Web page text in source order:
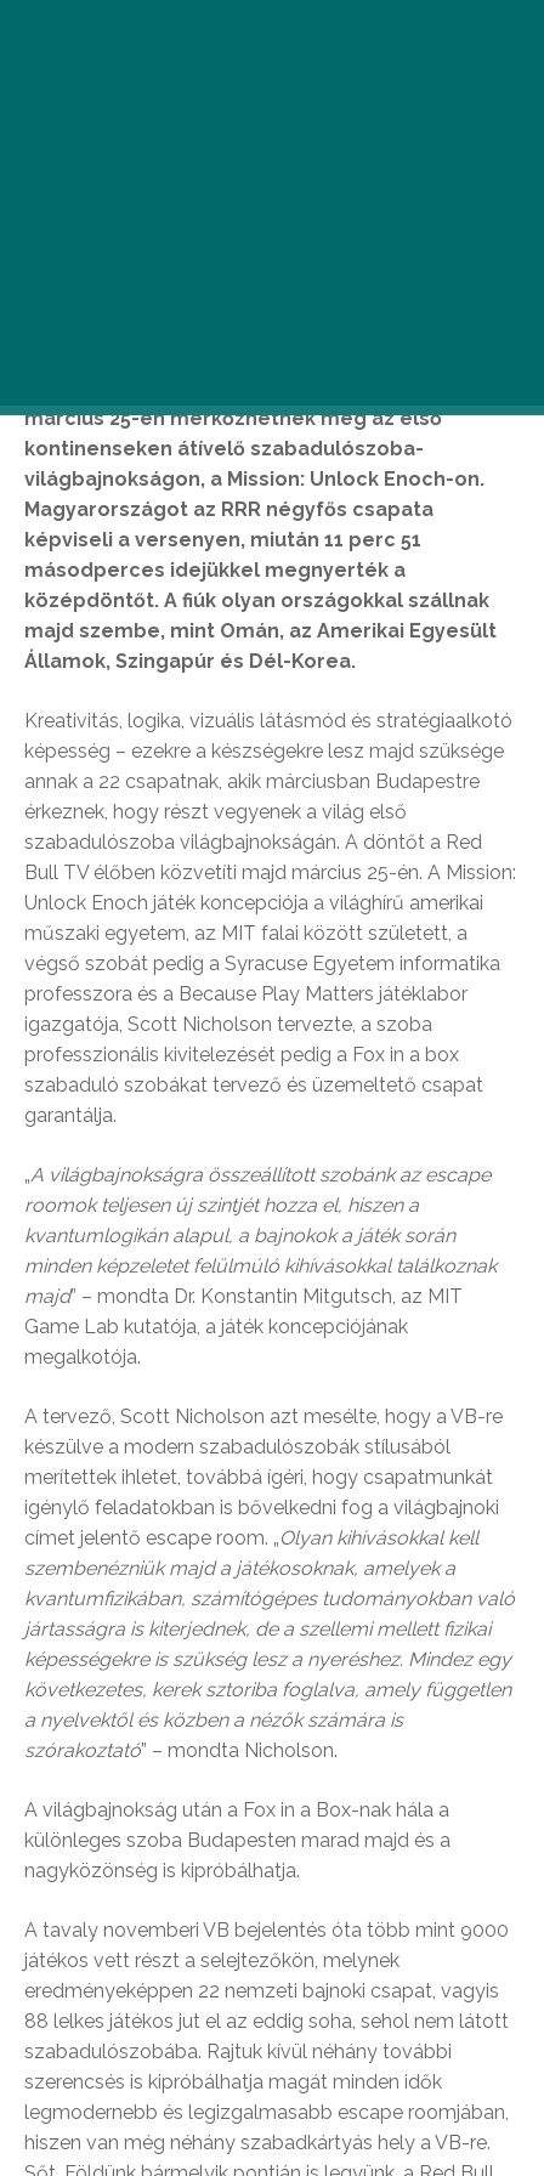
március 25-én mérkőzhetnek meg az első
kontinenseken átívelő szabadulószoba-
világbajnokságon, a Mission: Unlock Enoch-on.
Magyarországot az RRR négyfős csapata
képviseli a versenyen, miután 11 perc 51
másodperces idejükkel megnyerték a
középdöntőt. A fiúk olyan országokkal szállnak
majd szembe, mint Omán, az Amerikai Egyesült
Államok, Szingapúr és Dél-Korea.
Kreativitás, logika, vizuális látásmód és stratégiaalkotó
képesség – ezekre a készségekre lesz majd szüksége
annak a 22 csapatnak, akik márciusban Budapestre
érkeznek, hogy részt vegyenek a világ első
szabadulószoba világbajnokságán. A döntőt a Red
Bull TV élőben közvetíti majd március 25-én. A Mission:
Unlock Enoch játék koncepciója a világhírű amerikai
műszaki egyetem, az MIT falai között született, a
végső szobát pedig a Syracuse Egyetem informatika
professzora és a Because Play Matters játéklabor
igazgatója, Scott Nicholson tervezte, a szoba
professzionális kivitelezését pedig a Fox in a box
szabaduló szobákat tervező és üzemeltető csapat
garantálja.
„A világbajnokságra összeállított szobánk az escape
roomok teljesen új szintjét hozza el, hiszen a
kvantumlogikán alapul, a bajnokok a játék során
minden képzeletet felülmúló kihívásokkal találkoznak
majd” – mondta Dr. Konstantin Mitgutsch, az MIT
Game Lab kutatója, a játék koncepciójának
megalkotója.
A tervező, Scott Nicholson azt mesélte, hogy a VB-re
készülve a modern szabadulószobák stílusából
merítettek ihletet, továbbá ígéri, hogy csapatmunkát
igénylő feladatokban is bővelkedni fog a világbajnoki
címet jelentő escape room. „Olyan kihívásokkal kell
szembenézniük majd a játékosoknak, amelyek a
kvantumfizikában, számítógépes tudományokban való
jártasságra is kiterjednek, de a szellemi mellett fizikai
képességekre is szükség lesz a nyeréshez. Mindez egy
következetes, kerek sztoriba foglalva, amely független
a nyelvektől és közben a nézők számára is
szórakoztató” – mondta Nicholson.
A világbajnokság után a Fox in a Box-nak hála a
különleges szoba Budapesten marad majd és a
nagyközönség is kipróbálhatja.
A tavaly novemberi VB bejelentés óta több mint 9000
játékos vett részt a selejtezőkön, melynek
eredményeképpen 22 nemzeti bajnoki csapat, vagyis
88 lelkes játékos jut el az eddig soha, sehol nem látott
szabadulószobába. Rajtuk kívül néhány további
szerencsés is kipróbálhatja magát minden idők
legmodernebb és legizgalmasabb escape roomjában,
hiszen van még néhány szabadkártyás hely a VB-re.